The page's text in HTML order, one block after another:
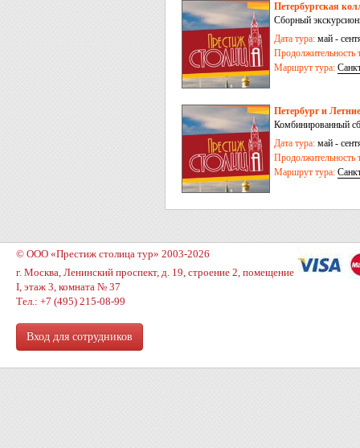
Петербургская
Сборный
Дата тура: май -
Продолжительность
Маршрут тура:
Петербург и
Комбинированный
Дата тура: май -
Продолжительность
Маршрут тура:
© ООО «Престиж столица тур» 2003-2026
г. Москва, Ленинский проспект, д. 19, строение 2, помещение
I, этаж 3, комната № 37
Тел.: +7 (495) 215-08-99
Вход для сотрудников